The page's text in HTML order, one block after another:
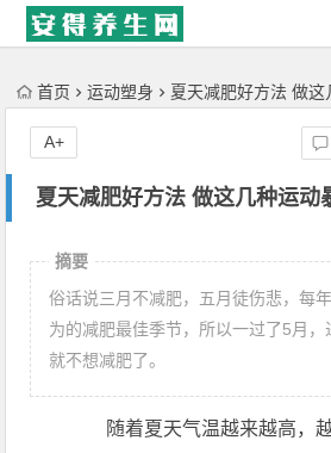
'); })();
首页 运动塑身 夏天减肥好方法 做这
夏天减肥好方法 做这几种运动
A+
摘要
俗话说三月不减肥，五月徒伤悲，每
为的减肥最佳季节，所以一过了5月，
就不想减肥了。
随着夏天气温越来越高，越